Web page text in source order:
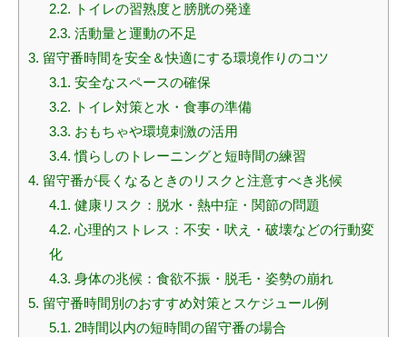
2.2. トイレの習熟度と膀胱の発達
2.3. 活動量と運動の不足
3. 留守番時間を安全＆快適にする環境作りのコツ
3.1. 安全なスペースの確保
3.2. トイレ対策と水・食事の準備
3.3. おもちゃや環境刺激の活用
3.4. 慣らしのトレーニングと短時間の練習
4. 留守番が長くなるときのリスクと注意すべき兆候
4.1. 健康リスク：脱水・熱中症・関節の問題
4.2. 心理的ストレス：不安・吠え・破壊などの行動変
化
4.3. 身体の兆候：食欲不振・脱毛・姿勢の崩れ
5. 留守番時間別のおすすめ対策とスケジュール例
5.1. 2時間以内の短時間の留守番の場合